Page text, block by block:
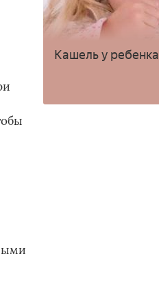
Кашель у